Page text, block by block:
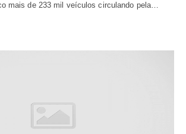
mais de 233 mil veículos circulando pela…